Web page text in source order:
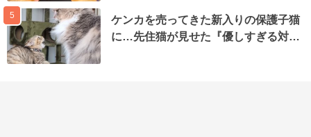
5
ケンカを売ってきた新入りの保護子猫
に…先住猫が見せた『優しすぎる対…